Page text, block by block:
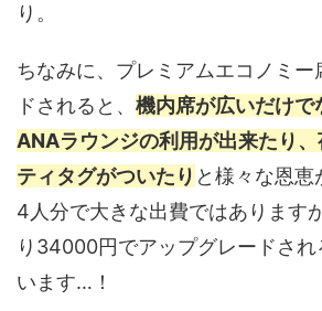
り。
ちなみに、プレミアムエコノミー
ドされると、 機内席が広いだけで
ANAラウンジの利用が出来たり、
ティタグがついたり と様々な恩
4人分で大きな出費ではあります
り34000円でアップグレードさ
います…！